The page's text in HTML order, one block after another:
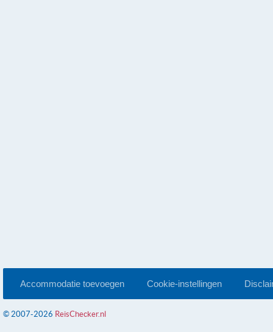
Accommodatie toevoegen Cookie-instellingen
© 2007-2026 ReisChecker.nl